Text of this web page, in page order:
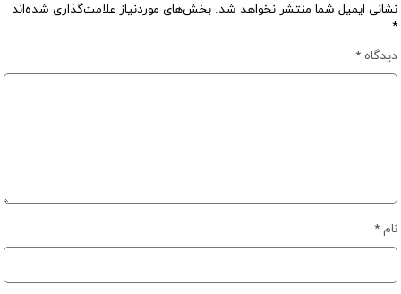
نشانی ایمیل شما منتشر نخواهد شد. بخش‌های موردنیاز علامت‌گذاری شده‌اند
*
دیدگاه*
نام*